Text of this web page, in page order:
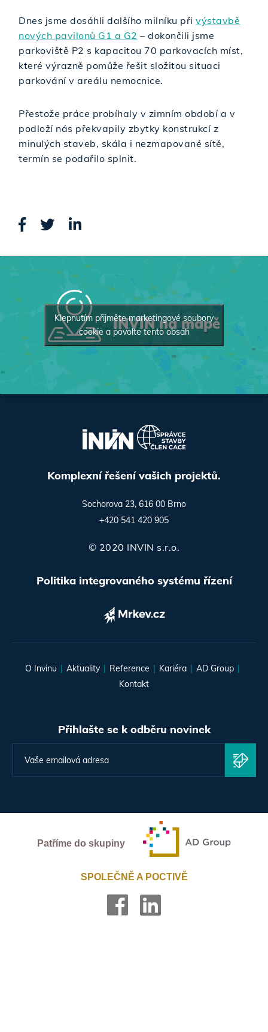
Dnes jsme dosáhli dalšího milníku přivýstavbě
nových pavilonů G1 a G2 – dokončili jsme
parkoviště P2 s kapacitou 70 parkovacích míst,
které výrazně pomůže řešit složitou situaci
parkování v areálu nemocnice.
Přestože práce probíhaly v zimním období a v
podloží nás překvapily zbytky konstrukcí z
minulých staveb, skála i nezmapované sítě,
termín se podařilo splnit.
INVIN na mapě
Klepnutím přijměte marketingové soubory
cookie a povolte tento obsah
Komplexní řešení vašich projektů.
Sochorova 23, 616 00 Brno
+420 541 420 905
© 2020 INVIN s.r.o.
Politika integrovaného systému řízení
O Invinu Aktuality Reference Kariéra
AD Group
Kontakt
Přihlašte se k odběru novinek
Patříme do skupiny
SPOLEČNĚ A POCTIVĚ